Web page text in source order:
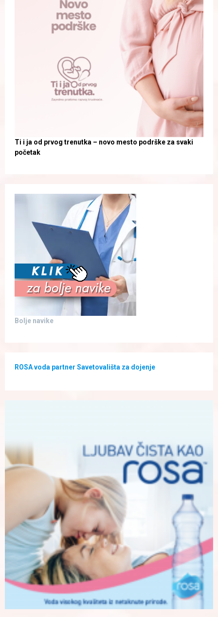
Ti i ja od prvog trenutka – novo mesto podrške za svaki
početak
Bolje navike
ROSA voda partner Savetovališta za dojenje